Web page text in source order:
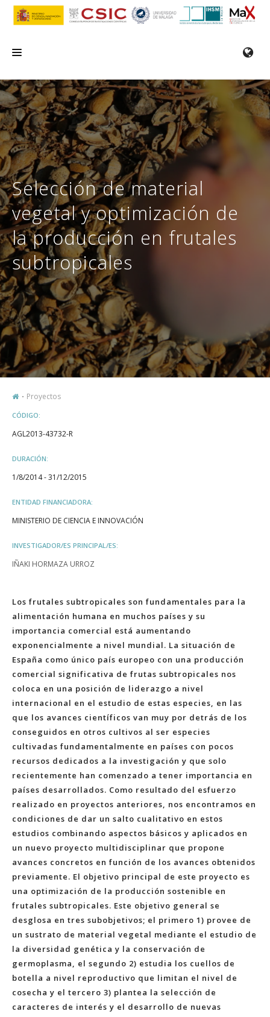
INICIO
EL IHSM
INVESTIGACIÓN
SERVICIOS
FORMACIÓN/SEMINARIOS
EMPLEO
COMUNICACIÓN
CONTACTO
Selección de material
vegetal y optimización de
la producción en frutales
subtropicales
Proyectos
CÓDIGO:
AGL2013-43732-R
DURACIÓN:
1/8/2014 - 31/12/2015
ENTIDAD FINANCIADORA:
MINISTERIO DE CIENCIA E INNOVACIÓN
INVESTIGADOR/ES PRINCIPAL/ES:
IÑAKI HORMAZA URROZ
Los frutales subtropicales son fundamentales para la
alimentación humana en muchos países y su
importancia comercial está aumentando
exponencialmente a nivel mundial. La situación de
España como único país europeo con una producción
comercial significativa de frutas subtropicales nos
coloca en una posición de liderazgo a nivel
internacional en el estudio de estas especies, en las
que los avances científicos van muy por detrás de los
conseguidos en otros cultivos al ser especies
cultivadas fundamentalmente en países con pocos
recursos dedicados a la investigación y que solo
recientemente han comenzado a tener importancia en
países desarrollados. Como resultado del esfuerzo
realizado en proyectos anteriores, nos encontramos en
condiciones de dar un salto cualitativo en estos
estudios combinando aspectos básicos y aplicados en
un nuevo proyecto multidisciplinar que propone
avances concretos en función de los avances obtenidos
previamente. El objetivo principal de este proyecto es
una optimización de la producción sostenible en
frutales subtropicales. Este objetivo general se
desglosa en tres subobjetivos; el primero 1) provee de
un sustrato de material vegetal mediante el estudio de
la diversidad genética y la conservación de
germoplasma, el segundo 2) estudia los cuellos de
botella a nivel reproductivo que limitan el nivel de
cosecha y el tercero 3) plantea la selección de
caracteres de interés y el desarrollo de nuevas